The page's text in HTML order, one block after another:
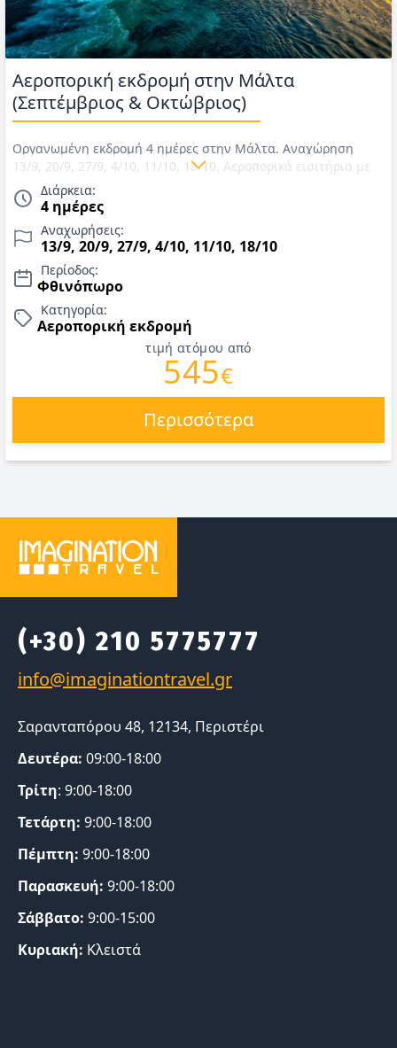
Αεροπορική εκδρομή στην Μάλτα
(Σεπτέμβριος & Οκτώβριος)
Οργανωμένη εκδρομή 4 ημέρες στην Μάλτα. Αναχώρηση
13/9, 20/9, 27/9, 4/10, 11/10, 18/10. Αεροπορικά εισιτήρια με
την Aegean Airlines, διαμονή σε ξενοδοχείο 4*, πρωινό
καθημερινά, ξενάγηση της Βαλέτας, είσοδοι, εκδρομή στην
Βιττοριόζα και το γραφικό ψαροχώρι Μάρσασλοκκ &
ελληνόφωνος αρχηγός. Τιμές για Σεπτέμβριο & Οκτώβριο
Διάρκεια:
4 ημέρες
Αναχωρήσεις:
13/9, 20/9, 27/9, 4/10, 11/10, 18/10
Περίοδος:
Φθινόπωρο
Κατηγορία:
Αεροπορική εκδρομή
τιμή ατόμου από
545€
Περισσότερα
(+30) 210 5775777
Σαρανταπόρου 48, 12134, Περιστέρι
Δευτέρα: 09:00-18:00
Τρίτη: 9:00-18:00
Τετάρτη: 9:00-18:00
Πέμπτη: 9:00-18:00
Παρασκευή: 9:00-18:00
Σάββατο: 9:00-15:00
Κυριακή: Κλειστά